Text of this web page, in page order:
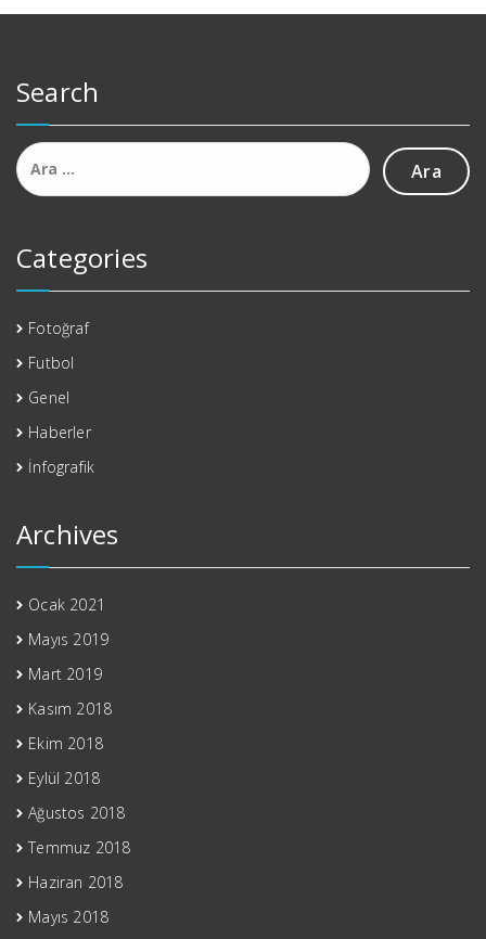
Search
Arama:
Categories
Fotoğraf
Futbol
Genel
Haberler
İnfografik
Archives
Ocak 2021
Mayıs 2019
Mart 2019
Kasım 2018
Ekim 2018
Eylül 2018
Ağustos 2018
Temmuz 2018
Haziran 2018
Mayıs 2018